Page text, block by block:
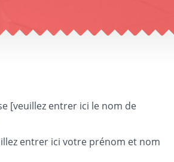
[veuillez entrer ici le nom de
entrer ici votre prénom et nom